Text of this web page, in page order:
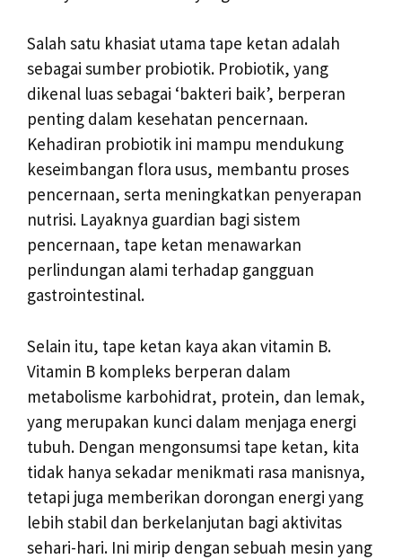
Salah satu khasiat utama tape ketan adalah
sebagai sumber probiotik. Probiotik, yang
dikenal luas sebagai ‘bakteri baik’, berperan
penting dalam kesehatan pencernaan.
Kehadiran probiotik ini mampu mendukung
keseimbangan flora usus, membantu proses
pencernaan, serta meningkatkan penyerapan
nutrisi. Layaknya guardian bagi sistem
pencernaan, tape ketan menawarkan
perlindungan alami terhadap gangguan
gastrointestinal.
Selain itu, tape ketan kaya akan vitamin B.
Vitamin B kompleks berperan dalam
metabolisme karbohidrat, protein, dan lemak,
yang merupakan kunci dalam menjaga energi
tubuh. Dengan mengonsumsi tape ketan, kita
tidak hanya sekadar menikmati rasa manisnya,
tetapi juga memberikan dorongan energi yang
lebih stabil dan berkelanjutan bagi aktivitas
sehari-hari. Ini mirip dengan sebuah mesin yang